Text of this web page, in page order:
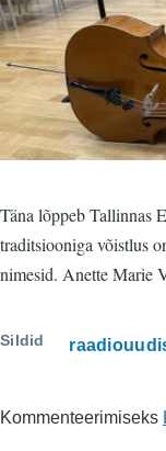
Täna lõppeb Tallinnas
traditsiooniga võistlus
nimesid. Anette Marie
Sildid
Kommenteerimiseks